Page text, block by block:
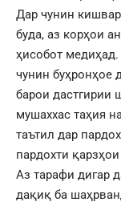
Дар чунин
буда, аз корҳои
ҳисобот
чунин буҳронҳое
барои дастгирии
мушаххас таҳия
таътил дар
пардохти
Аз тарафи дигар
дақиқ ба